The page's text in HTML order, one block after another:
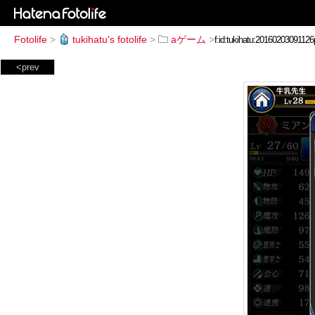
Fotolife > tukihatu's fotolife > aゲーム >
<prev